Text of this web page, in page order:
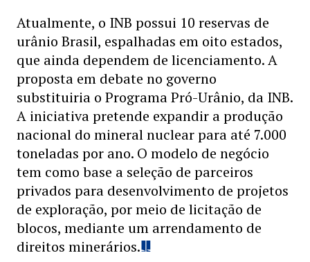
Atualmente, o INB possui 10 reservas de
urânio Brasil, espalhadas em oito estados,
que ainda dependem de licenciamento. A
proposta em debate no governo
substituiria o Programa Pró-Urânio, da INB.
A iniciativa pretende expandir a produção
nacional do mineral nuclear para até 7.000
toneladas por ano. O modelo de negócio
tem como base a seleção de parceiros
privados para desenvolvimento de projetos
de exploração, por meio de licitação de
blocos, mediante um arrendamento de
direitos minerários.